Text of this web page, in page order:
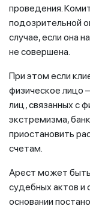
проведения.
подозрительной
случае, если она
не совершена.
При этом если
физическое лицо
лиц, связанных с
экстремизма,
приостановить
счетам.
Арест может
судебных актов и
основании